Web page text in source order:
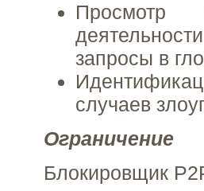
Просмотр
запросы в
случаев
Ограничение
Блокировщик